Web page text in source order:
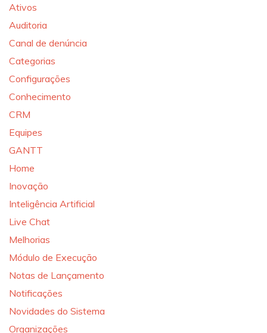
Ativos
Auditoria
Canal de denúncia
Categorias
Configurações
Conhecimento
CRM
Equipes
GANTT
Home
Inovação
Inteligência Artificial
Live Chat
Melhorias
Módulo de Execução
Notas de Lançamento
Notificações
Novidades do Sistema
Organizações